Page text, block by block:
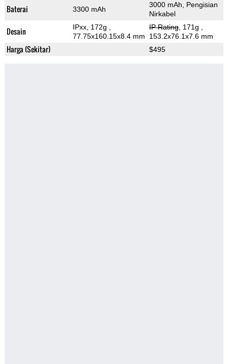
Baterai 3300 mAh
3000 mAh, Pengisian
Nirkabel
Desain IPxx, 172g
77.75x160.15x8.4 mm
IP Rating, 171g
153.2x76.1x7.6 mm
Harga (Sekitar) $495